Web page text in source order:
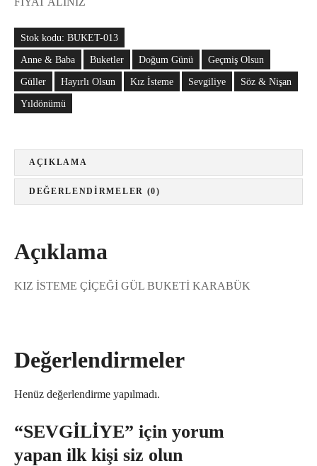
Stok kodu: BUKET-013
Anne & Baba
Buketler Doğum Günü
Geçmiş Olsun
Güller
Hayırlı Olsun Kız İsteme Sevgiliye
Söz & Nişan
Yıldönümü
AÇIKLAMA
DEĞERLENDIRMELER (0)
Açıklama
KIZ İSTEME ÇİÇEĞİ GÜL BUKETİ KARABÜK
Değerlendirmeler
Henüz değerlendirme yapılmadı.
“SEVGİLİYE” için yorum
yapan ilk kişi siz olun